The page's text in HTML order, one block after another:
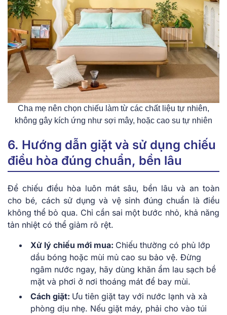
Cha mẹ nên chọn chiếu làm từ các chất liệu tự nhiên,
không gây kích ứng như sợi mây, hoặc cao su tự nhiên
6. Hướng dẫn giặt và sử dụng chiếu
điều hòa đúng chuẩn, bền lâu
Để chiếu điều hòa luôn mát sâu, bền lâu và an toàn
cho bé, cách sử dụng và vệ sinh đúng chuẩn là điều
không thể bỏ qua. Chỉ cần sai một bước nhỏ, khả năng
tản nhiệt có thể giảm rõ rệt.
Xử lý chiếu mới mua: Chiếu thường có phủ lớp
dầu bóng hoặc mùi mủ cao su bảo vệ. Đừng
ngâm nước ngay, hãy dùng khăn ẩm lau sạch bề
mặt và phơi ở nơi thoáng mát để bay mùi.
Cách giặt: Ưu tiên giặt tay với nước lạnh và xà
phòng dịu nhẹ. Nếu giặt máy, phải cho vào túi